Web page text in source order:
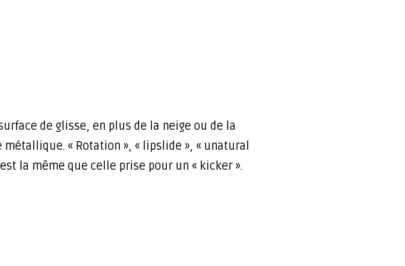
de glisse, en plus de la neige ou de la
« Rotation », « lipslide », « unatural
la même que celle prise pour un « kicker ».